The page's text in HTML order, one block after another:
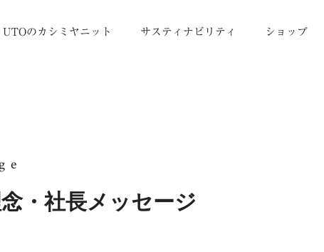
UTOのカシミヤニット サスティナビリティ ショップ
・社長メッセージ